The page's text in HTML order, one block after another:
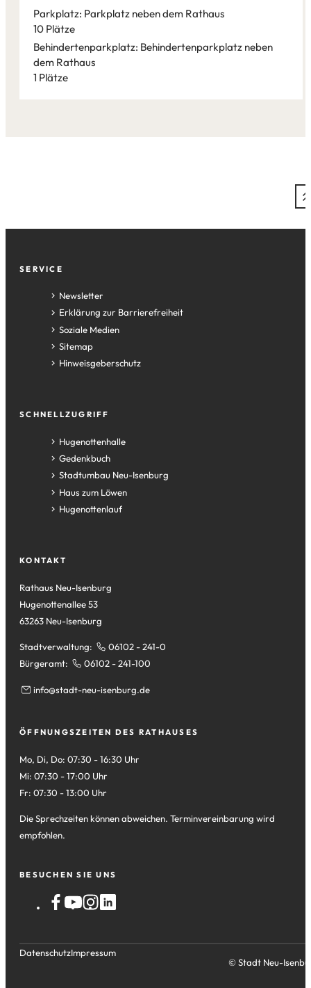
Leaflet|©
Parkplatz: Parkplatz neben dem Rathaus
10 Plätze
Behindertenparkplatz: Behindertenparkplatz neben
dem Rathaus
1 Plätze
Fußzeile
SERVICE
Newsletter
Erklärung zur Barrierefreiheit
Soziale Medien
Sitemap
Hinweisgeberschutz
SCHNELLZUGRIFF
Hugenottenhalle
(Öffnet
in
einem
neuen
Tab)
Gedenkbuch
(Öffnet
in
einem
neuen
Stadtumbau Neu-Isenburg
(Öffnet
in
einem
Haus zum Löwen
(Öffnet
in
Tab)
Hugenottenlauf
(Öffnet
neuen
KONTAKT
Rathaus Neu-Isenburg
Hugenottenallee 53
63263 Neu-Isenburg
Stadtverwaltung:
06102 - 241-0
Bürgeramt:
06102 - 241-100
info stadt-neu-isenburg de
ÖFFNUNGSZEITEN DES RATHAUSES
Mo, Di, Do: 07:30 - 16:30 Uhr
Mi: 07:30 - 17:00 Uhr
Fr: 07:30 - 13:00 Uhr
Die Sprechzeiten können abweichen. Terminvereinbarung wird
empfohlen.
BESUCHEN SIE UNS
DatenschutzImpressum
© Stadt Neu-